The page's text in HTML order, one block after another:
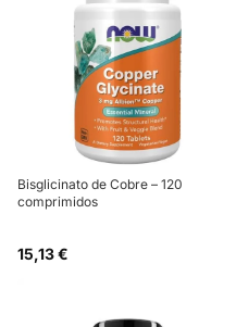
Bisglicinato de Cobre – 120
comprimidos
15,13 €